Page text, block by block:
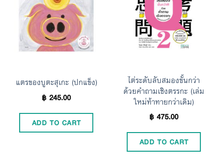
Add to
Wishlist
แตรของบูตะสุเกะ (ปกแข็ง)
฿245.00
ADD TO CART
Add to
Wishlist
ไต่ระดับลับสมองขั้นกว่า
ด้วยคำถามเชิงตรรกะ (เล่ม
ใหม่ท้าทายกว่าเดิม)
฿475.00
ADD TO CART